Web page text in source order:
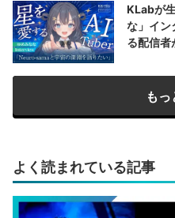
KLabが
な」イ
る配信者
も
よく読まれている記事